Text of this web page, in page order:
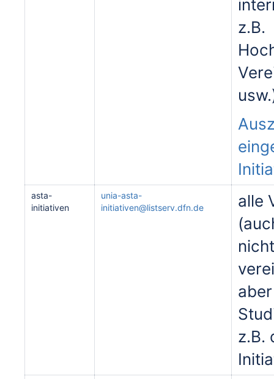
z.B.
asta-
initiativen
unia-asta-
initiativen@listserv.dfn.de
alle
z.B.